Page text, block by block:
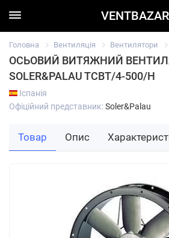
VENTBAZAR
Головна Вентиляція Вентилятори
ОСЬОВИЙ ВИТЯЖНИЙ
SOLER&PALAU TCBT/4-500/H
Іспанія
Офіційний представник:Soler&Palau
Товар Опис